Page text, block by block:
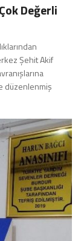
Değerli
Şehit Akif
düzenlenmiş